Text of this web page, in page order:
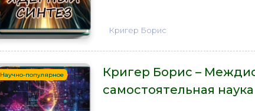
Кригер Борис
Научно-популярное
Кригер Борис –
самостоятельная наука